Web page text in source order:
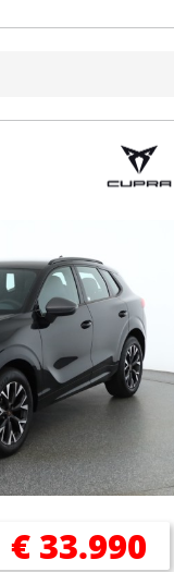
€ 33.990